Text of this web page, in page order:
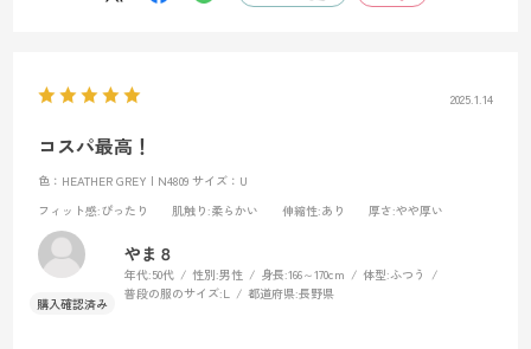
2025.1.14
コスパ最高！
色：HEATHER GREY | N4809 サイズ：U
フィット感:ぴったり 肌触り :柔らかい 伸縮性:あり 厚さ:やや厚い
やま８
年代:50代 性別:男性 身長:166～170cm 体型:ふつう
普段の服のサイズ:L 都道府県:長野県